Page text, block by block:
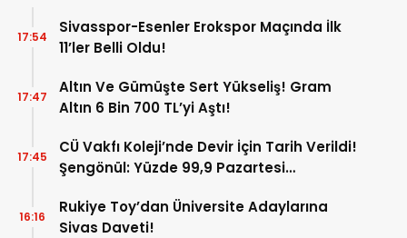
Sivasspor-Esenler Erokspor Maçında İlk
11’ler Belli Oldu!
17:54
Altın Ve Gümüşte Sert Yükseliş! Gram
Altın 6 Bin 700 TL’yi Aştı!
17:47
CÜ Vakfı Koleji’nde Devir İçin Tarih Verildi!
Şengönül: Yüzde 99,9 Pazartesi
17:45
Rukiye Toy’dan Üniversite Adaylarına
Sivas Daveti!
16:16